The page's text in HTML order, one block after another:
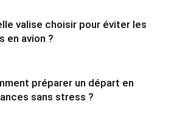
valise choisir pour éviter les
en avion ?
préparer un départ en
sans stress ?